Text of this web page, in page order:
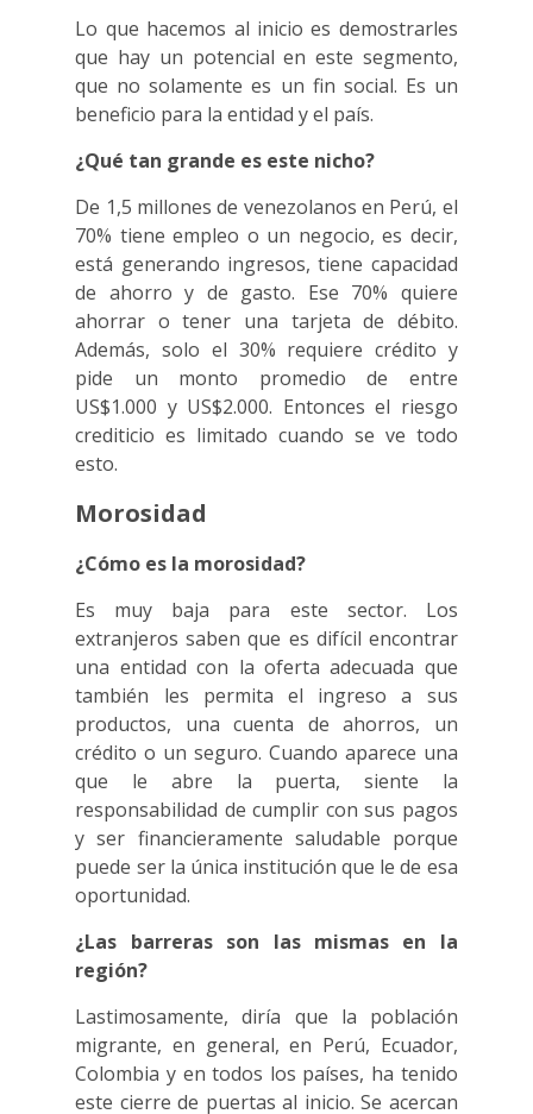
Lo que hacemos al inicio es demostrarles
que hay un potencial en este segmento,
que no solamente es un fin social. Es un
beneficio para la entidad y el país.
¿Qué tan grande es este nicho?
De 1,5 millones de venezolanos en Perú, el
70% tiene empleo o un negocio, es decir,
está generando ingresos, tiene capacidad
de ahorro y de gasto. Ese 70% quiere
ahorrar o tener una tarjeta de débito.
Además, solo el 30% requiere crédito y
pide un monto promedio de entre
US$1.000 y US$2.000. Entonces el riesgo
crediticio es limitado cuando se ve todo
esto.
Morosidad
¿Cómo es la morosidad?
Es muy baja para este sector. Los
extranjeros saben que es difícil encontrar
una entidad con la oferta adecuada que
también les permita el ingreso a sus
productos, una cuenta de ahorros, un
crédito o un seguro. Cuando aparece una
que le abre la puerta, siente la
responsabilidad de cumplir con sus pagos
y ser financieramente saludable porque
puede ser la única institución que le de esa
oportunidad.
¿Las barreras son las mismas en la
región?
Lastimosamente, diría que la población
migrante, en general, en Perú, Ecuador,
Colombia y en todos los países, ha tenido
este cierre de puertas al inicio. Se acercan